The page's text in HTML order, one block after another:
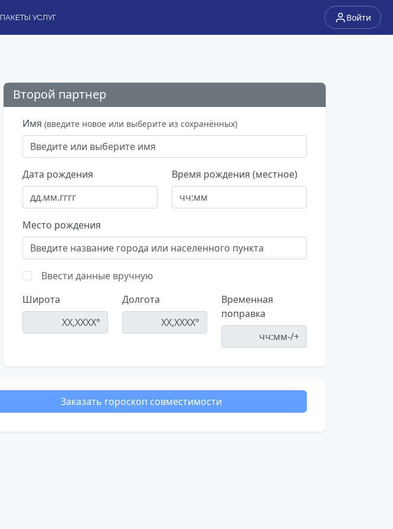
ПАКЕТЫ УСЛУГ Войти
Второй партнер
Имя (введите новое или выберите из сохранённых)
Дата рождения Время рождения (местное)
Место рождения
Ввести данные вручную
Широта
Долгота
Временная
поправка
Заказать гороскоп совместимости